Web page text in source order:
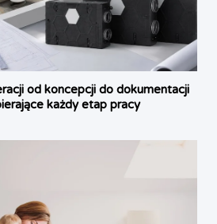
od koncepcji do dokumentacji
każdy etap pracy